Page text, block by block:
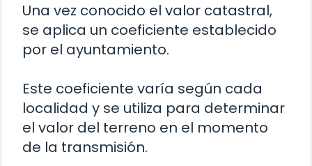
Una vez conocido el valor catastral,
se aplica un coeficiente establecido
por el ayuntamiento.
Este coeficiente varía según cada
localidad y se utiliza para determinar
el valor del terreno en el momento
de la transmisión.